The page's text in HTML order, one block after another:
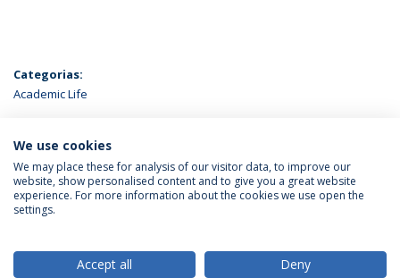
Categorias:
Academic Life
ÚLTIMAS NOTÍCIAS
Política de Privacidade
Termos & Condições
We use cookies
We may place these for analysis of our visitor data, to improve our
website, show personalised content and to give you a great website
experience. For more information about the cookies we use open the
settings.
Accept all Deny